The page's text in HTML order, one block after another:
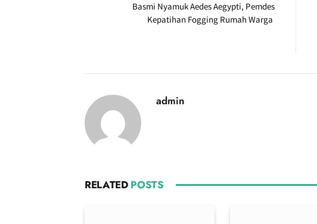
Basmi Nyamuk Aedes Aegypti, Pemdes
Kepatihan Fogging Rumah Warga
admin
RELATED POSTS